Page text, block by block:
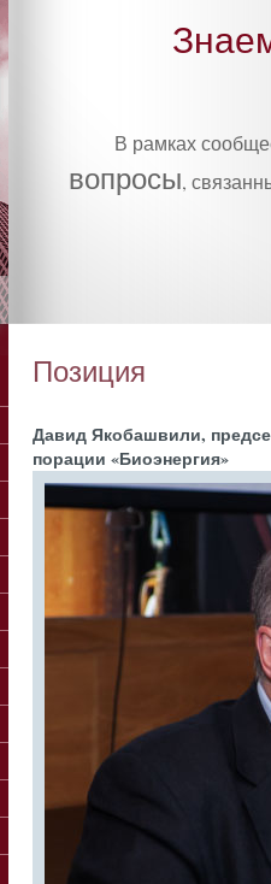
В рамках
вопросы,
Позиция
Да­вид Яко­баш­ви­ли,
по­рации «Би­оэнер­гия»